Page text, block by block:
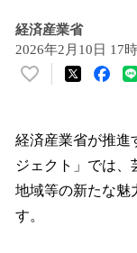
経済産業省
2026年2月10日 17
い
！
読
経済産業省が推進
ジェクト」では、
地域等の新たな魅
す。